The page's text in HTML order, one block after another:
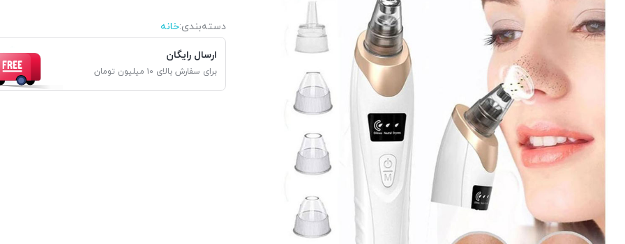
دسته‌بندی‌:خانه
ارسال رایگان
برای سفارش بالای ۱۰ میلیون تومان